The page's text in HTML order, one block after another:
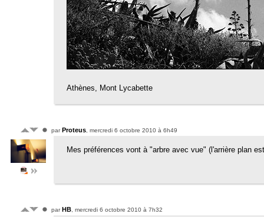
Athènes, Mont Lycabette
parProteus , mercredi 6 octobre 2010 à 6h49
Mes préférences vont à "arbre avec vue" (l'arrière plan
parHB , mercredi 6 octobre 2010 à 7h32